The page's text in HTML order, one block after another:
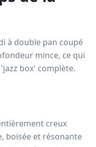
à double pan coupé
mince, ce qui
box' complète.
creux
boisée et résonante